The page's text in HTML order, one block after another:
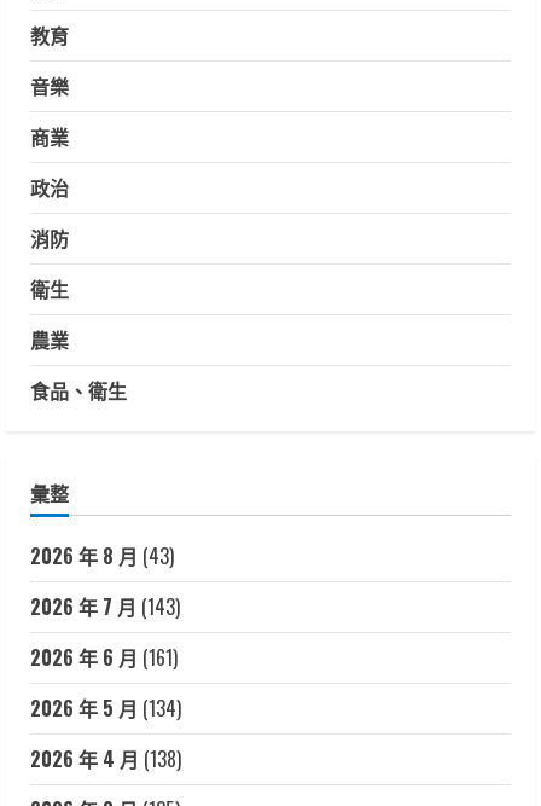
教育
音樂
商業
政治
消防
衛生
農業
食品、衛生
彙整
2026 年 8 月 (43)
2026 年 7 月 (143)
2026 年 6 月 (161)
2026 年 5 月 (134)
2026 年 4 月 (138)